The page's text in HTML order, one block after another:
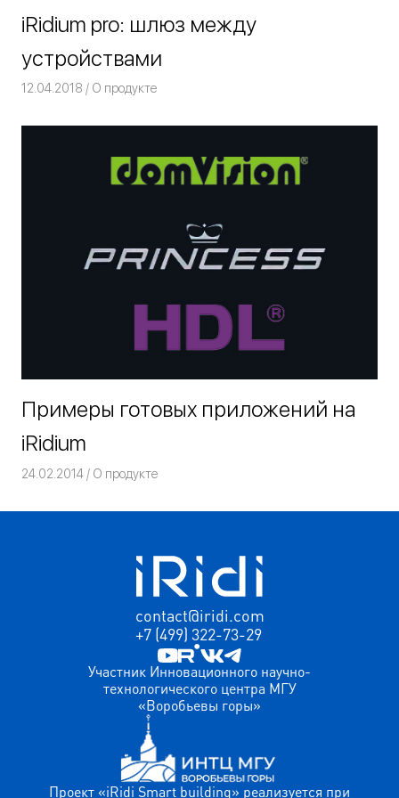
iRidium pro: шлюз между
устройствами
12.04.2018 Команда iRidium mobile
О продукте
Примеры готовых приложений на
iRidium
24.02.2014 Команда iRidium mobile
О продукте
contact@iridi.com
+7 (499) 322-73-29
Участник Инновационного научно-
технологического центра МГУ
«Воробьевы горы»
Проект «iRidi Smart building» реализуется при